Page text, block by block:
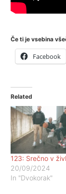
Če ti je vsebina
Facebook
Related
123: Srečno v
20/09/2024
In "Dvokorak"